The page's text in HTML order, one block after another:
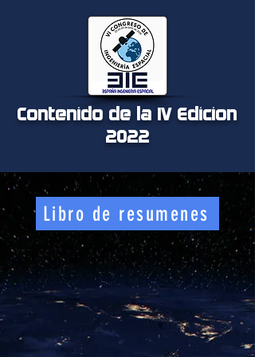
Contenido de la IV Edicion
2022
Libro de resumenes